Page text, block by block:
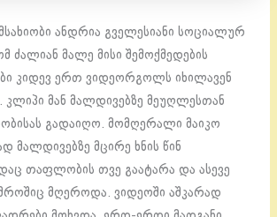
ანდრია გველესიანი სოციალურ
ძალიან მალე მისი შემოქმედების
კიდევ ერთ ვიდეორგოლს იხილავენ
კლიპი მან მალდივებზე მეუღლესთან
გადაიღო. მომღერალი მაიკო
მალდივებზე მცირე ხნის წინ
თაფლობის თვე გაატარა და ასევე
მღეროდა. ვიდეოში აშკარად